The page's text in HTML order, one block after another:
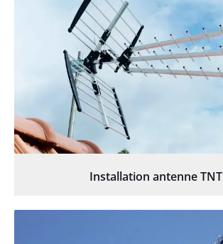
Installation antenne TNT